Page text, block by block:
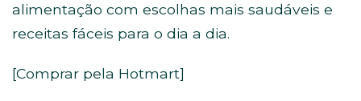
alimentação com escolhas mais saudáveis e
receitas fáceis para o dia a dia.
[Comprar pela Hotmart]